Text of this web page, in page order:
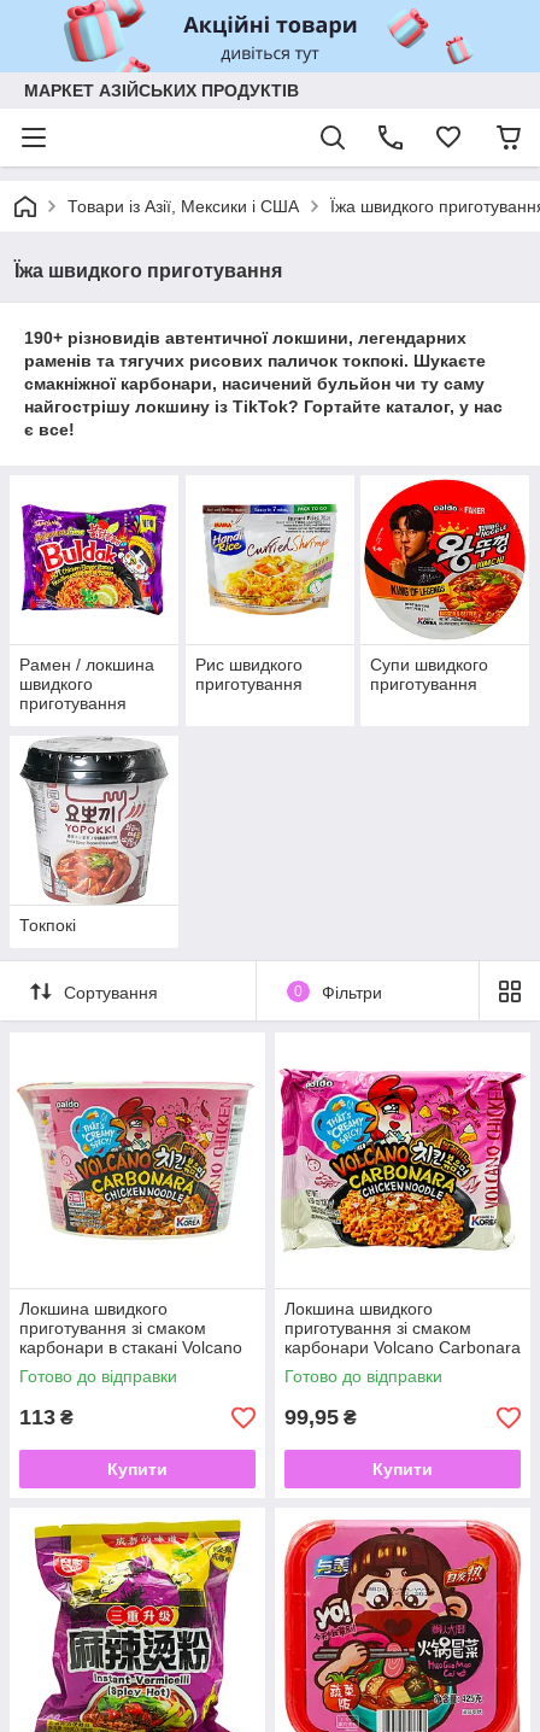
МАРКЕТ АЗІЙСЬКИХ ПРОДУКТІВ
Товари із Азії, Мексики і США Їжа швидкого
Їжа швидкого приготування
190+ різновидів автентичної локшини, легендарних
раменів та тягучих рисових паличок токпокі. Шукаєте
смакніжної карбонари, насичений бульйон чи ту саму
найгострішу локшину із TikTok? Гортайте каталог, у нас
є все!
Рамен / локшина
швидкого
приготування
Рис швидкого
приготування
Супи швидкого
приготування
Токпокі
Сортування 0 Фільтри
Локшина швидкого
приготування зі смаком
карбонари в стакані Volcano
Carbonara PALDO 105 г
Готово до відправки
113 ₴
Купити
Локшина швидкого
приготування зі смаком
карбонари Volcano Carbonara
PALDO 130 г
Готово до відправки
99,95 ₴
Купити